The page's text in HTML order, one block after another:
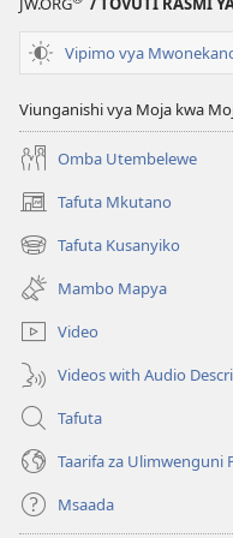
Vipimo vya
Viunganishi vya Moja kwa
Omba Utembelewe
Tafuta Mkutano
(opens
new
window)
Tafuta Kusanyiko
(opens
new
window)
Mambo Mapya
Video
Videos with Audio
Tafuta
Taarifa za Ulimwenguni
Msaada